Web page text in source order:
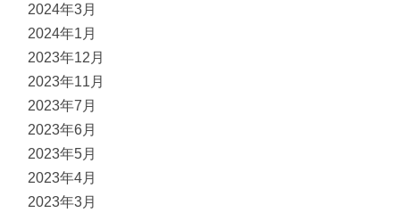
2024年3月
2024年1月
2023年12月
2023年11月
2023年7月
2023年6月
2023年5月
2023年4月
2023年3月